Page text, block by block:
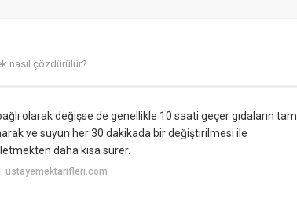
nasıl çözdürülür?
olarak değişse de genellikle 10 saati geçer gıdaların tam
ve suyun her 30 dakikada bir değiştirilmesi ile
daha kısa sürer.
ustayemektarifleri.com